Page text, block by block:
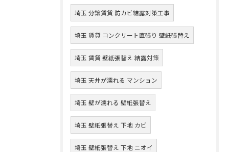
埼玉 分譲賃貸 防カビ結露対策工事
埼玉 賃貸 コンクリート直張り 壁紙張替え
埼玉 賃貸 壁紙張替え 結露対策
埼玉 天井が濡れる マンション
埼玉 壁が濡れる 壁紙張替え
埼玉 壁紙張替え 下地 カビ
埼玉 壁紙張替え 下地 ニオイ